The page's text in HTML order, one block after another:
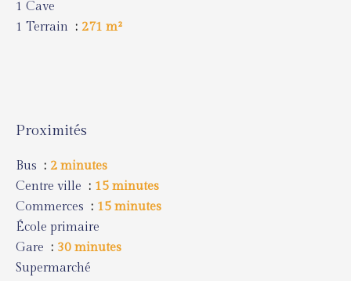
1 Cave
1 Terrain
271 m²
Proximités
Bus
2 minutes
Centre ville
15 minutes
Commerces
15 minutes
École primaire
Gare
30 minutes
Supermarché